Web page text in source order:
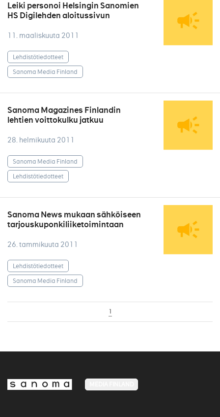
Leiki personoi Helsingin Sanomien
HS Digilehden aloitussivun
11. maaliskuuta 2011
Lehdistötiedotteet
Sanoma Media Finland
Sanoma Magazines Finlandin
lehtien voittokulku jatkuu
28. helmikuuta 2011
Sanoma Media Finland
Lehdistötiedotteet
Sanoma News mukaan sähköiseen
tarjouskuponkiliiketoimintaan
26. tammikuuta 2011
Lehdistötiedotteet
Sanoma Media Finland
1